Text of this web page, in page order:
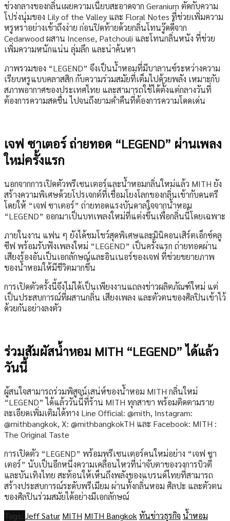
ช่วงกลางของกลิ่นเผยความเนี้ยบสะอาดจาก Geranium ตัดกับความ
โปร่งนุ่มของ Lily of the Valley และ Floral Notes ที่ช่วยเพิ่มความ
หรูหราอย่างเข้าถึงง่าย ก่อนปิดท้ายด้วยกลิ่นโทนวู๊ดดี้จาก
Cedarwood ผสาน Incense, Patchouli และโทนกลิ่นหนัง ที่ช่วย
เพิ่มความหนักแน่น ลุ่มลึก และน่าค้นหา
ภาพรวมของ “LEGEND” จึงเป็นน้ำหอมที่มีบาลานซ์ระหว่างความ
เรียบหรูแบบคลาสสิก กับความร่วมสมัยที่เต็มไปด้วยพลัง เหมาะกับ
สภาพอากาศของประเทศไทย และสามารถใช้ได้ตั้งแต่กลางวันที่
ต้องการความสดชื่น ไปจนถึงยามค่ำคืนที่ต้องการความโดดเด่น
เจฟ ซาเตอร์ ถ่ายทอด “LEGEND” ผ่านเพลง
ใหม่ครั้งแรก
นอกจากการเปิดตัวพรีเซนเตอร์และน้ำหอมกลิ่นใหม่แล้ว MITH ยัง
สร้างความพิเศษด้วยโปรเจกต์ที่เชื่อมโยงโลกของกลิ่นเข้ากับดนตรี
โดยให้ “เจฟ ซาเตอร์” ถ่ายทอดแรงบันดาลใจจากน้ำหอม
“LEGEND” ออกมาเป็นบทเพลงใหม่ที่แต่งขึ้นเพื่อกลิ่นนี้โดยเฉพาะ
ภายในงาน แฟน ๆ ยังได้ชมโชว์สุดพิเศษและมินิคอนเสิร์ตเอ็กซ์คลู
ซีฟ พร้อมรับฟังเพลงใหม่ “LEGEND” เป็นครั้งแรก ถ่ายทอดผ่าน
เสียงร้องอันเป็นเอกลักษณ์และอินเนอร์ของเจฟ ที่ช่วยขยายภาพ
ของน้ำหอมให้มีชีวิตมากขึ้น
การเปิดตัวครั้งนี้จึงไม่ได้เป็นเพียงงานแถลงข่าวผลิตภัณฑ์ใหม่ แต่
เป็นประสบการณ์ที่ผสานกลิ่น เสียงเพลง และตัวตนของศิลปินเข้าไว้
ด้วยกันอย่างลงตัว
ร่วมสัมผัสน้ำหอม MITH “LEGEND” ได้แล้ว
วันนี้
ผู้สนใจสามารถร่วมพิสูจน์เสน่ห์ของน้ำหอม MITH กลิ่นใหม่
“LEGEND” ได้แล้ววันนี้ที่ร้าน MITH ทุกสาขา พร้อมติดตามราย
ละเอียดเพิ่มเติมได้ทาง Line Official: @mith, Instagram:
@mithbangkok, X: @mithbangkokTH และ Facebook: MITH :
The Original Taste
การเปิดตัว “LEGEND” พร้อมพรีเซนเตอร์คนใหม่อย่าง “เจฟ ซา
เตอร์” นับเป็นอีกหนึ่งความเคลื่อนไหวที่น่าจับตาของวงการบิวตี้
และบันเทิงไทย สะท้อนให้เห็นถึงพลังของแบรนด์ไทยที่สามารถ
สร้างประสบการณ์ระดับพรีเมียม ผ่านทั้งกลิ่นหอม ศิลปะ และตัวตน
ของศิลปินร่วมสมัยได้อย่างมีเอกลักษณ์
Tags: Jeff Satur MITH MITH Bangkok ทันข่าวธุรกิจ น้ำหอม